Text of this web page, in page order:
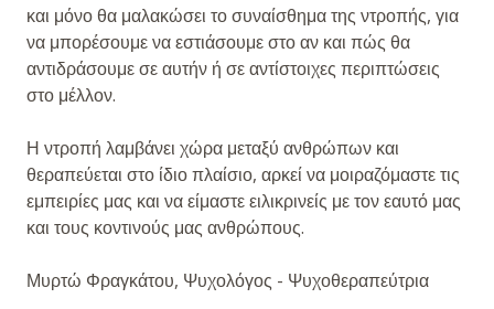
και μόνο θα μαλακώσει το συναίσθημα της ντροπής, για
να μπορέσουμε να εστιάσουμε στο αν και πώς θα
αντιδράσουμε σε αυτήν ή σε αντίστοιχες περιπτώσεις
στο μέλλον.
Η ντροπή λαμβάνει χώρα μεταξύ ανθρώπων και
θεραπεύεται στο ίδιο πλαίσιο, αρκεί να μοιραζόμαστε τις
εμπειρίες μας και να είμαστε ειλικρινείς με τον εαυτό μας
και τους κοντινούς μας ανθρώπους.
Μυρτώ Φραγκάτου, Ψυχολόγος - Ψυχοθεραπεύτρια